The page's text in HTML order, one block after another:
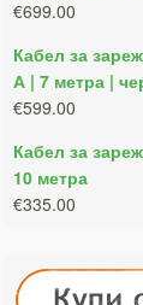
€699.00
Кабел за
А | 7 метра |
€599.00
Кабел за
10 метра
€335.00